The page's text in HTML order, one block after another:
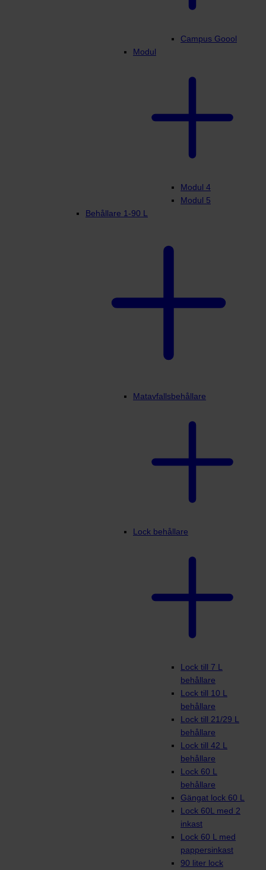
Campus Goool
Modul
Modul 4
Modul 5
Behållare 1-90 L
Matavfallsbehållare
Lock behållare
Lock till 7 L
behållare
Lock till 10 L
behållare
Lock till 21/29 L
behållare
Lock till 42 L
behållare
Lock 60 L
behållare
Gängat lock 60 L
Lock 60L med 2
inkast
Lock 60 L med
pappersinkast
90 liter lock